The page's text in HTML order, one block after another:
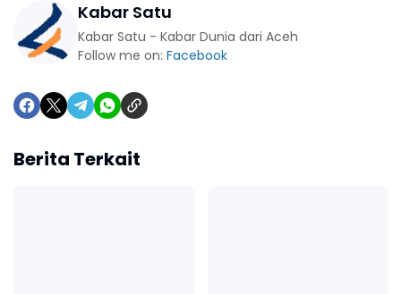
Kabar Satu
Kabar Satu - Kabar Dunia dari Aceh
Follow me on: Facebook
Berita Terkait